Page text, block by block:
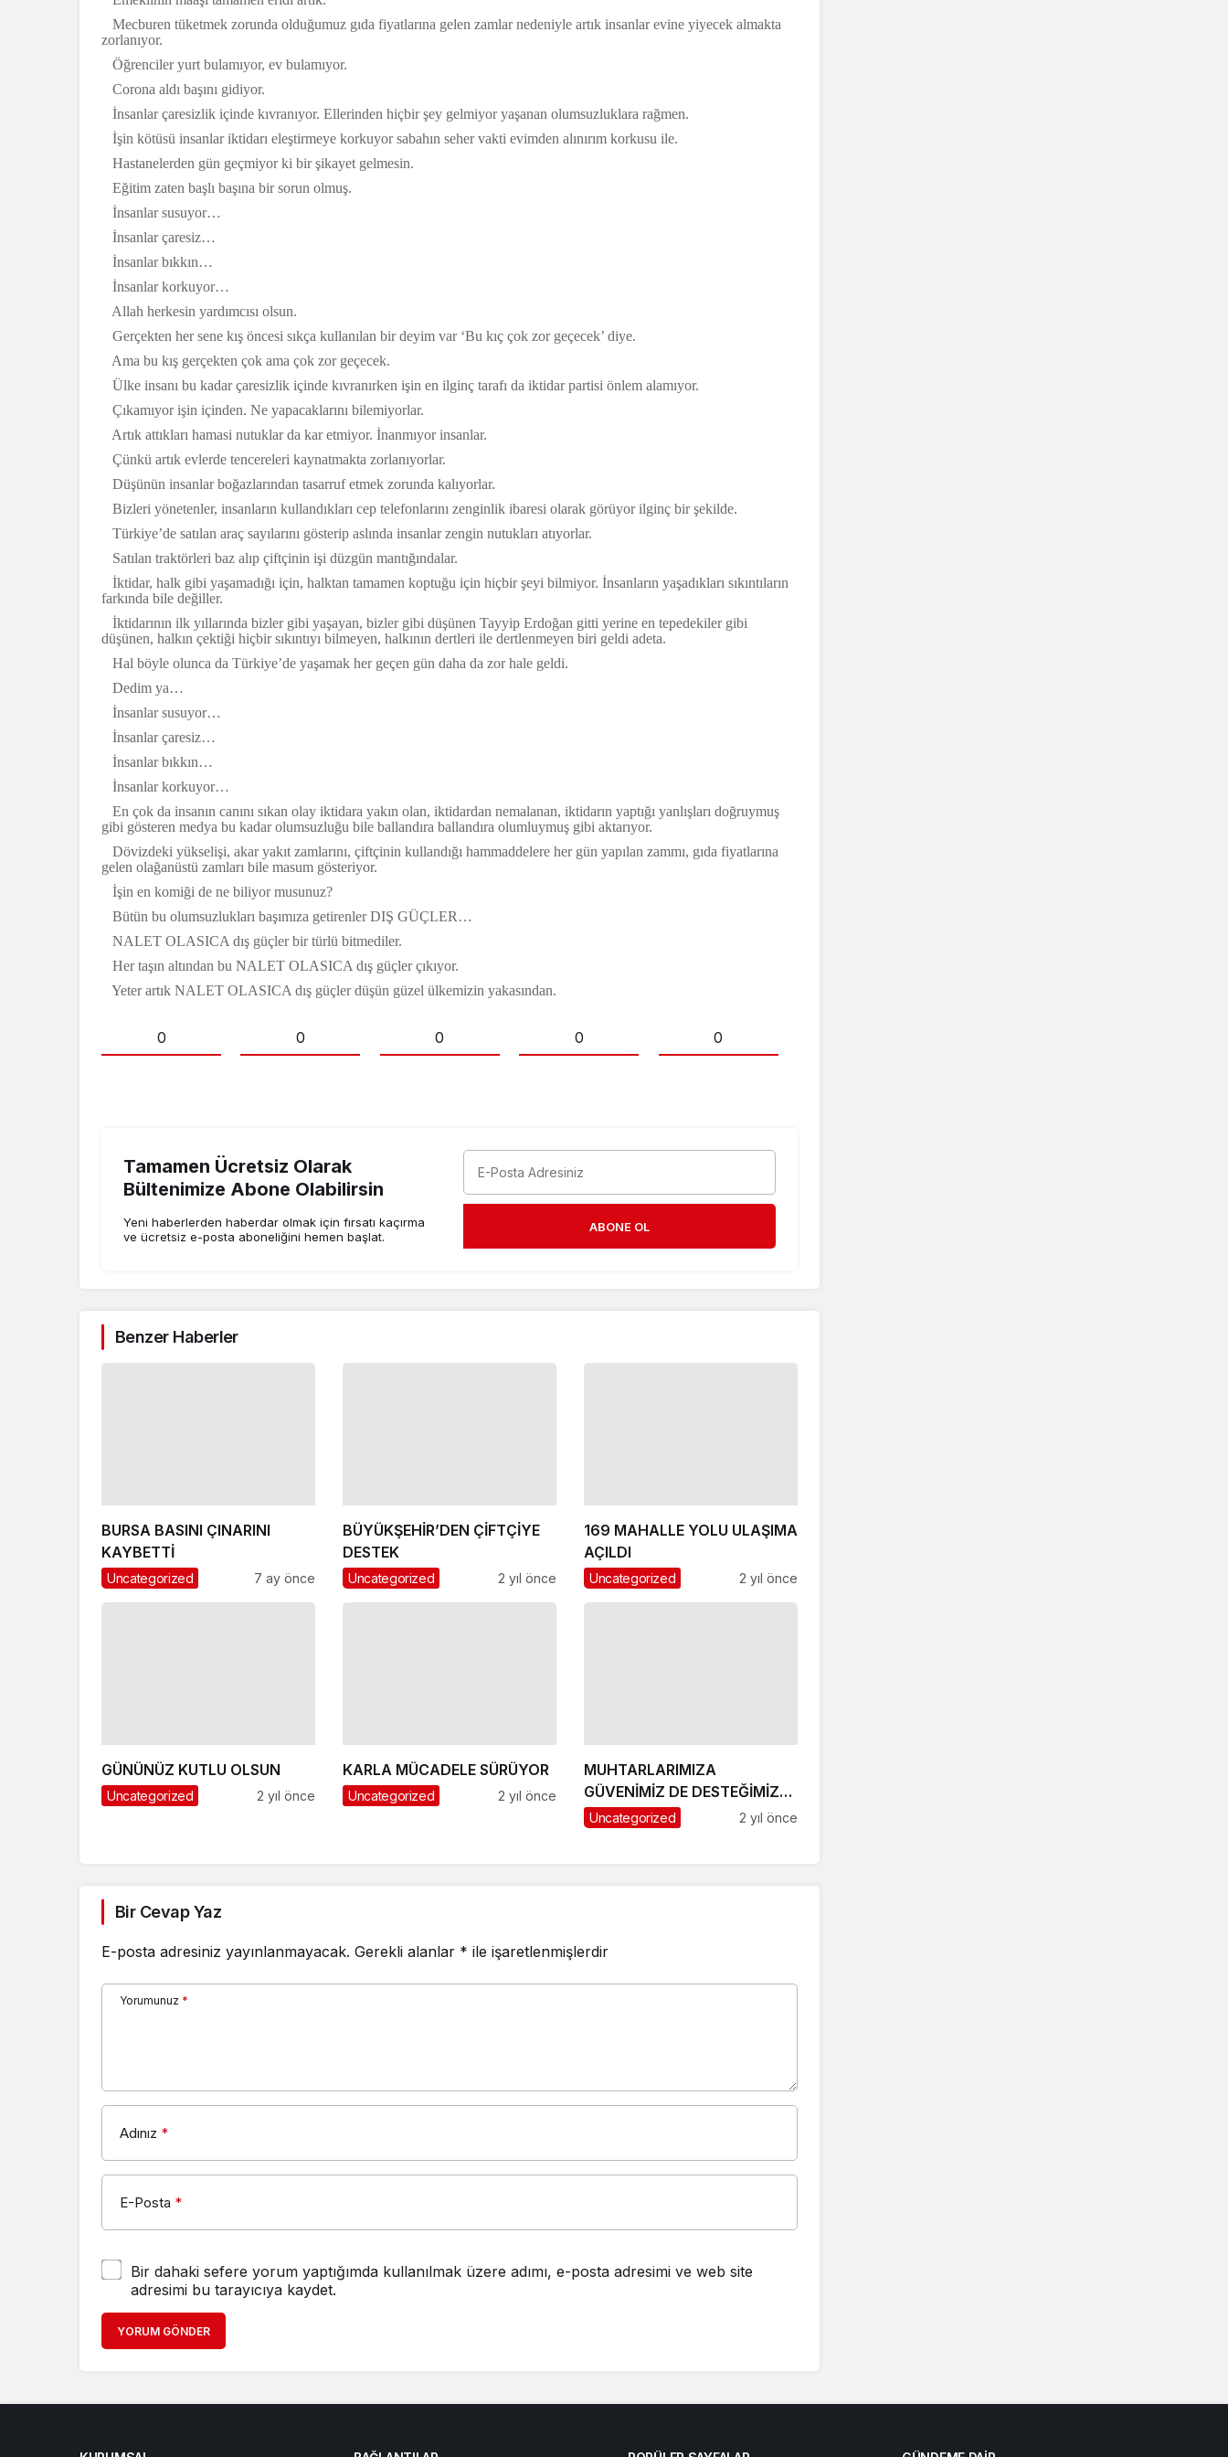
Mecburen tüketmek zorunda olduğumuz gıda fiyatlarına gelen zamlar nedeniyle artık insanlar evine yiyecek almakta
zorlanıyor.
Öğrenciler yurt bulamıyor, ev bulamıyor.
Corona aldı başını gidiyor.
İnsanlar çaresizlik içinde kıvranıyor. Ellerinden hiçbir şey gelmiyor yaşanan olumsuzluklara rağmen.
İşin kötüsü insanlar iktidarı eleştirmeye korkuyor sabahın seher vakti evimden alınırım korkusu ile.
Hastanelerden gün geçmiyor ki bir şikayet gelmesin.
Eğitim zaten başlı başına bir sorun olmuş.
İnsanlar susuyor…
İnsanlar çaresiz…
İnsanlar bıkkın…
İnsanlar korkuyor…
Allah herkesin yardımcısı olsun.
Gerçekten her sene kış öncesi sıkça kullanılan bir deyim var ‘Bu kıç çok zor geçecek’ diye.
Ama bu kış gerçekten çok ama çok zor geçecek.
Ülke insanı bu kadar çaresizlik içinde kıvranırken işin en ilginç tarafı da iktidar partisi önlem alamıyor.
Çıkamıyor işin içinden. Ne yapacaklarını bilemiyorlar.
Artık attıkları hamasi nutuklar da kar etmiyor. İnanmıyor insanlar.
Çünkü artık evlerde tencereleri kaynatmakta zorlanıyorlar.
Düşünün insanlar boğazlarından tasarruf etmek zorunda kalıyorlar.
Bizleri yönetenler, insanların kullandıkları cep telefonlarını zenginlik ibaresi olarak görüyor ilginç bir şekilde.
Türkiye’de satılan araç sayılarını gösterip aslında insanlar zengin nutukları atıyorlar.
Satılan traktörleri baz alıp çiftçinin işi düzgün mantığındalar.
İktidar, halk gibi yaşamadığı için, halktan tamamen koptuğu için hiçbir şeyi bilmiyor. İnsanların yaşadıkları sıkıntıların
farkında bile değiller.
İktidarının ilk yıllarında bizler gibi yaşayan, bizler gibi düşünen Tayyip Erdoğan gitti yerine en tepedekiler gibi
düşünen, halkın çektiği hiçbir sıkıntıyı bilmeyen, halkının dertleri ile dertlenmeyen biri geldi adeta.
Hal böyle olunca da Türkiye’de yaşamak her geçen gün daha da zor hale geldi.
Dedim ya…
İnsanlar susuyor…
İnsanlar çaresiz…
İnsanlar bıkkın…
İnsanlar korkuyor…
En çok da insanın canını sıkan olay iktidara yakın olan, iktidardan nemalanan, iktidarın yaptığı yanlışları doğruymuş
gibi gösteren medya bu kadar olumsuzluğu bile ballandıra ballandıra olumluymuş gibi aktarıyor.
Dövizdeki yükselişi, akar yakıt zamlarını, çiftçinin kullandığı hammaddelere her gün yapılan zammı, gıda fiyatlarına
gelen olağanüstü zamları bile masum gösteriyor.
İşin en komiği de ne biliyor musunuz?
Bütün bu olumsuzlukları başımıza getirenler DIŞ GÜÇLER…
NALET OLASICA dış güçler bir türlü bitmediler.
Her taşın altından bu NALET OLASICA dış güçler çıkıyor.
Yeter artık NALET OLASICA dış güçler düşün güzel ülkemizin yakasından.
0 0 0 0 0
Tamamen Ücretsiz Olarak
Bültenimize Abone Olabilirsin
Yeni haberlerden haberdar olmak için fırsatı kaçırma
ve ücretsiz e-posta aboneliğini hemen başlat.
ABONE OL
Benzer Haberler
BURSA BASINI ÇINARINI
KAYBETTİ
Uncategorized 7 ay önce
BÜYÜKŞEHİR’DEN ÇİFTÇİYE
DESTEK
Uncategorized 2 yıl önce
169 MAHALLE YOLU ULAŞIMA
AÇILDI
Uncategorized 2 yıl önce
GÜNÜNÜZ KUTLU OLSUN
Uncategorized 2 yıl önce
KARLA MÜCADELE SÜRÜYOR
Uncategorized 2 yıl önce
MUHTARLARIMIZA
GÜVENİMİZ DE DESTEĞİMİZ
DE TAMDIR
Uncategorized 2 yıl önce
Bir Cevap Yaz
E-posta adresiniz yayınlanmayacak. Gerekli alanlar * ile işaretlenmişlerdir
Yorumunuz *
Adınız *
E-Posta *
Bir dahaki sefere yorum yaptığımda kullanılmak üzere adımı, e-posta adresimi ve web site
adresimi bu tarayıcıya kaydet.
YORUM GÖNDER